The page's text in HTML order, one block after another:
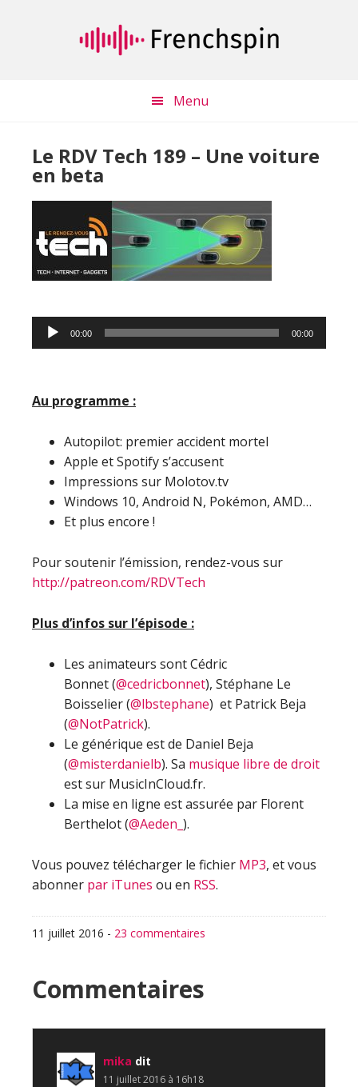
Menu
Le RDV Tech 189 – Une voiture
en beta
Lecteur
audio
00:00 00:00
Au programme :
Autopilot: premier accident mortel
Apple et Spotify s’accusent
Impressions sur Molotov.tv
Windows 10, Android N, Pokémon, AMD…
Et plus encore !
Pour soutenir l’émission, rendez-vous sur
http://patreon.com/RDVTech
Plus d’infos sur l’épisode :
Les animateurs sont Cédric
Bonnet (@cedricbonnet), Stéphane Le
Boisselier (@lbstephane) et Patrick Beja
(@NotPatrick).
Le générique est de Daniel Beja
(@misterdanielb). Sa musique libre de droit
est sur MusicInCloud.fr.
La mise en ligne est assurée par Florent
Berthelot (@Aeden_ ).
Vous pouvez télécharger le fichier MP3, et vous
abonner par iTunes ou en RSS.
11 juillet 2016 - 23 commentaires
Interactions
du
lecteur
Commentaires
mika dit
11 juillet 2016 à 16h18